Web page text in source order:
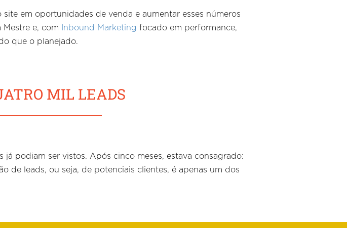
em oportunidades de venda e aumentar esses números
e, com
Inbound Marketing focado em performance,
que o planejado.
MIL LEADS
podiam ser vistos. Após cinco meses, estava consagrado:
de leads, ou seja, de potenciais clientes, é apenas um dos